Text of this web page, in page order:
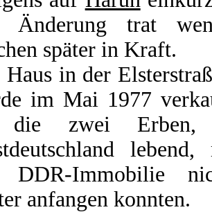
Änderung trat
später in Kraft.
Haus in der
im Mai 1977
die zwei
lebend,
DDR-Immobilie
anfangen konnten.